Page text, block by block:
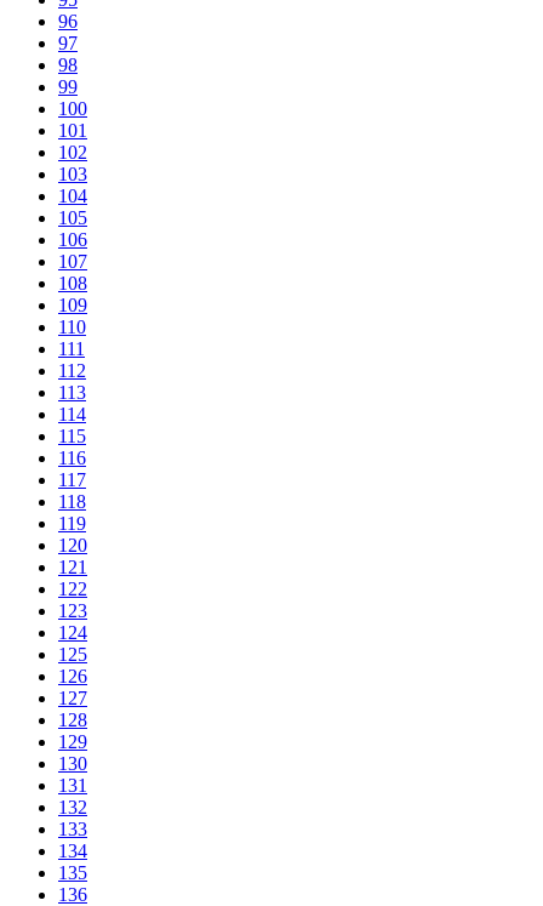
96
97
98
99
100
101
102
103
104
105
106
107
108
109
110
111
112
113
114
115
116
117
118
119
120
121
122
123
124
125
126
127
128
129
130
131
132
133
134
135
136